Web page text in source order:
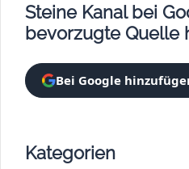
Steine Kanal bei
bevorzugte Quelle
Bei Google
Kategorien